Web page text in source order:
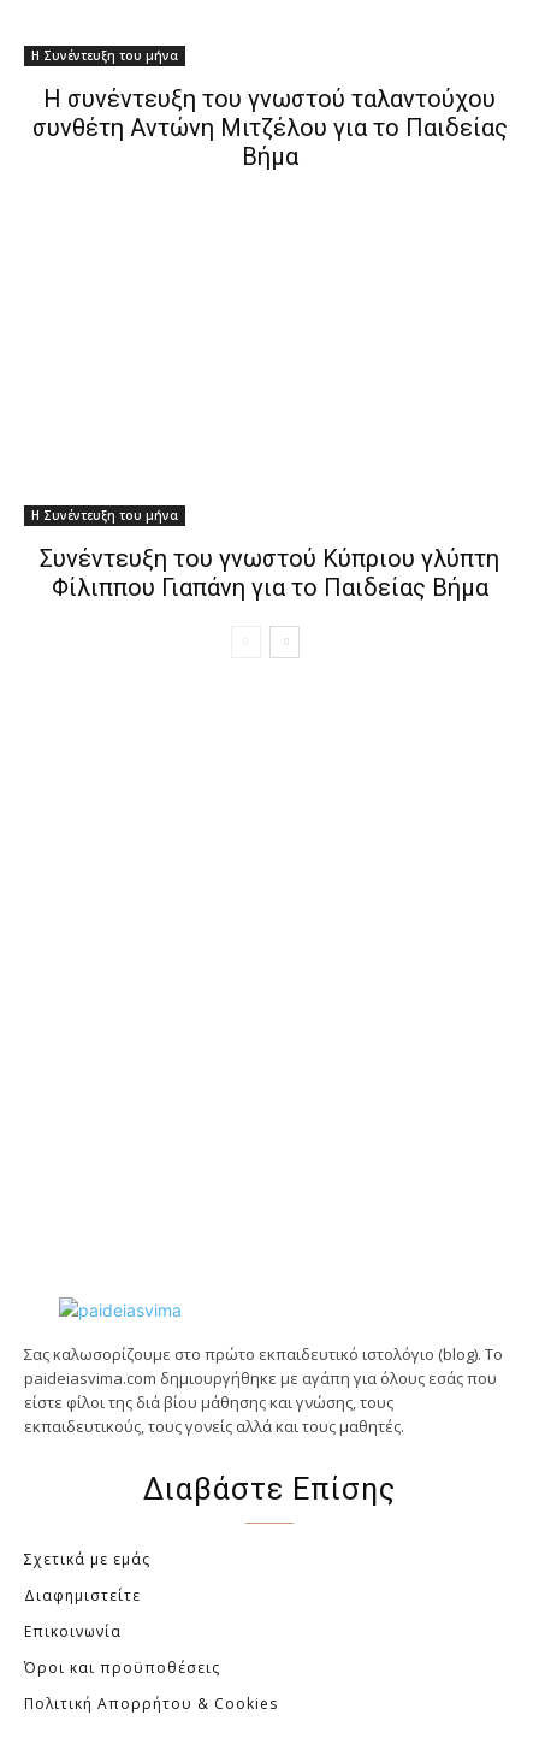
Η Συνέντευξη του μήνα
H συνέντευξη του γνωστού ταλαντούχου
συνθέτη Αντώνη Μιτζέλου για το Παιδείας
Βήμα
Η Συνέντευξη του μήνα
Συνέντευξη του γνωστού Κύπριου γλύπτη
Φίλιππου Γιαπάνη για το Παιδείας Βήμα
Σας καλωσορίζουμε στο πρώτο εκπαιδευτικό ιστολόγιο (blog). Tο
paideiasvima.com δημιουργήθηκε με αγάπη για όλους εσάς που
είστε φίλοι της διά βίου μάθησης και γνώσης, τους
εκπαιδευτικούς, τους γονείς αλλά και τους μαθητές.
Διαβάστε Επίσης
Σχετικά με εμάς
Διαφημιστείτε
Επικοινωνία
Όροι και προϋποθέσεις
Πολιτική Απορρήτου & Cookies